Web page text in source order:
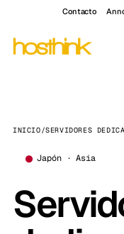
Contacto
INICIO/SERVIDORES
Japón · Asia